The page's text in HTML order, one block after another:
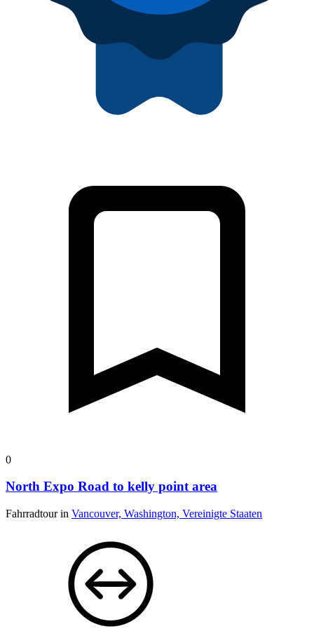
0
North Expo Road to kelly point area
Fahrradtour in Vancouver, Washington, Vereinigte Staaten